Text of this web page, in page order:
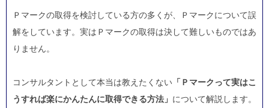
Ｐマークの取得を検討している方の多くが、Ｐマークについて誤
解をしています。実はＰマークの取得は決して難しいものではあ
りません。
コンサルタントとして本当は教えたくない 「Ｐマークって実はこ
うすれば楽にかんたんに取得できる方法」 について解説します。